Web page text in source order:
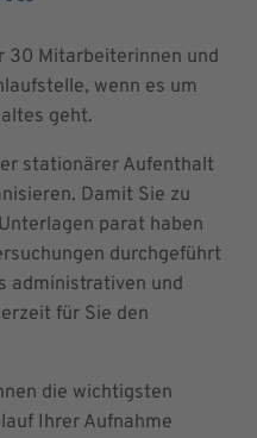
30 Mitarbeiterinnen und
wenn es um
geht.
stationärer Aufenthalt
Damit Sie zu
parat haben
durchgeführt
administrativen und
für Sie den
die wichtigsten
Ihrer Aufnahme